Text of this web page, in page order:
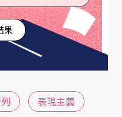
紀末形成了「青年風
，主要宗旨是破除藝
」的名稱源自一本於
門刊載「新藝術」設
雜誌，一九○○年後
果
表現主義